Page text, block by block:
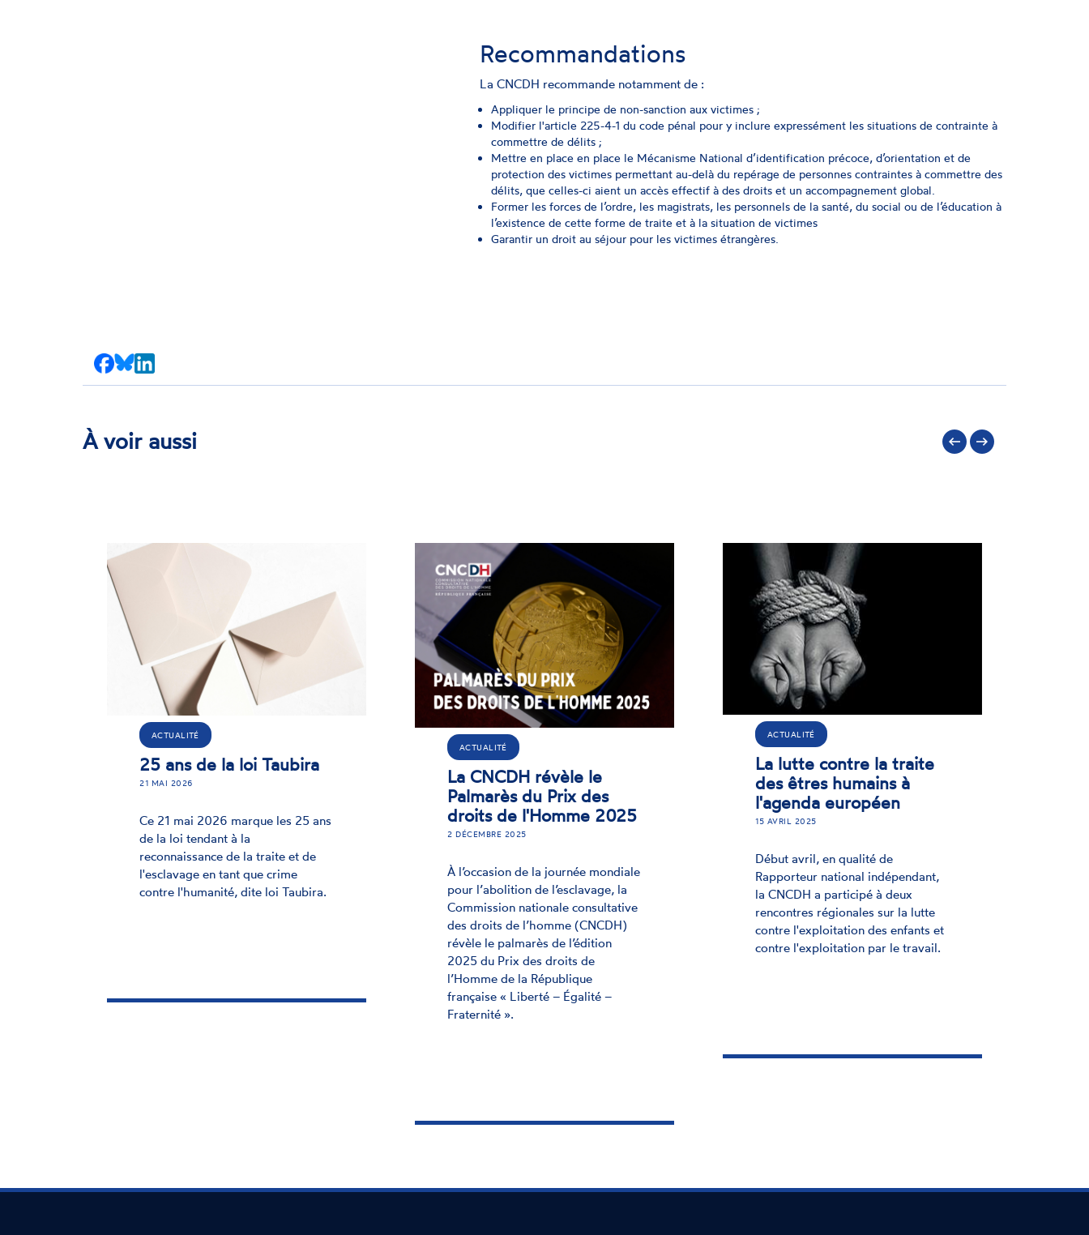
Recommandations
La CNCDH recommande notamment de :
Appliquer le principe de non-sanction aux victimes ;
Modifier l'article 225-4-1 du code pénal pour y inclure expressément les situations de contrainte à
commettre de délits ;
Mettre en place en place le Mécanisme National d’identification précoce, d’orientation et de
protection des victimes permettant au-delà du repérage de personnes contraintes à commettre des
délits, que celles-ci aient un accès effectif à des droits et un accompagnement global.
Former les forces de l’ordre, les magistrats, les personnels de la santé, du social ou de l’éducation à
l’existence de cette forme de traite et à la situation de victimes
Garantir un droit au séjour pour les victimes étrangères.
À voir aussi
COMMUNIQUÉ DE PRESSE
Contrainte à commettre
des délits : redonner aux
victimes leur statut de
replacer la victime au coeur de
AVIS
fins de contrainte à
commettre tout délit ou
crime (A-2024-2)
28 MARS 2024
En qualité de rapporteur national
indépendant, la Commission
nationale consultative des droits de
l'homme (CNCDH) formule une
DÉCLARATION ENNHRI/GANHRI
Règlement européen sur
le travail forcé : ENNHRI
adopte une déclaration
25 JANVIER 2024
Alors qu'est attendue la position du
règlement relatif à l’interdiction du
travail forcé sur le marché de l’UE,
le réseau européen des Institutions
nationales des droits de l'homme
(ENNHRI), dont la CNCDH fait
partie, formule des
recommandations.